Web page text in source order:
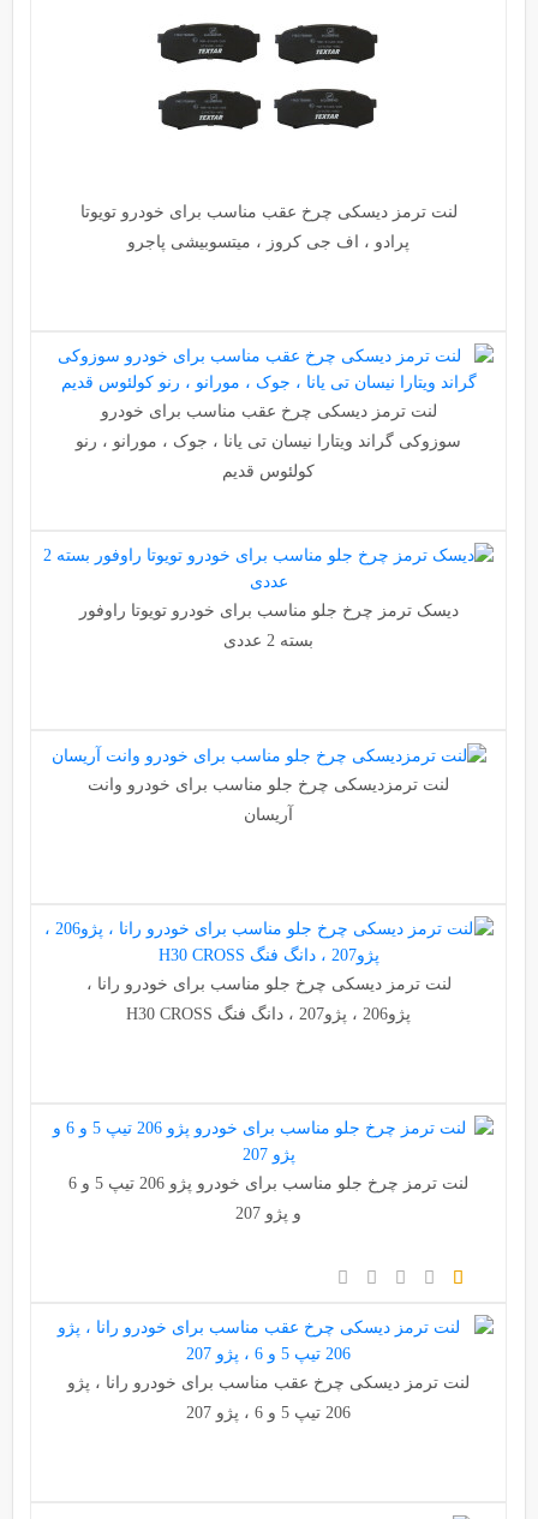
لنت ترمز دیسکی چرخ عقب مناسب برای خودرو تویوتا
پرادو ، اف جی کروز ، میتسوبیشی پاجرو
لنت ترمز دیسکی چرخ عقب مناسب برای خودرو
سوزوکی گراند ویتارا نیسان تی یانا ، جوک ، مورانو ، رنو
کولئوس قدیم
دیسک ترمز چرخ جلو مناسب برای خودرو تویوتا راوفور
بسته 2 عددی
لنت ترمزدیسکی چرخ جلو مناسب برای خودرو وانت
آریسان
لنت ترمز دیسکی چرخ جلو مناسب برای خودرو رانا ،
پژو206 ، پژو207 ، دانگ فنگ H30 CROSS
لنت ترمز چرخ جلو مناسب برای خودرو پژو 206 تیپ 5 و 6
و پژو 207
لنت ترمز دیسکی چرخ عقب مناسب برای خودرو رانا ، پژو
206 تیپ 5 و 6 ، پژو 207